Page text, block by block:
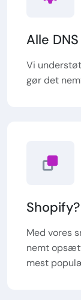
Alle
Vi
gør det
Med vores
nemt
mest